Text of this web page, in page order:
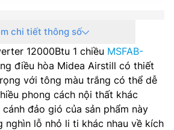
220-240 V, 50-60 Hz
640/520/400 m3/h
28 dB
2100 m3/h
chi tiết thông số
12000Btu 1 chiều MSFAB-
điều hòa Midea Airstill có thiết
với tông màu trắng có thể dễ
phong cách nội thất khác
cánh đảo gió của sản phẩm này
nghìn lỗ nhỏ li ti khác nhau về kích